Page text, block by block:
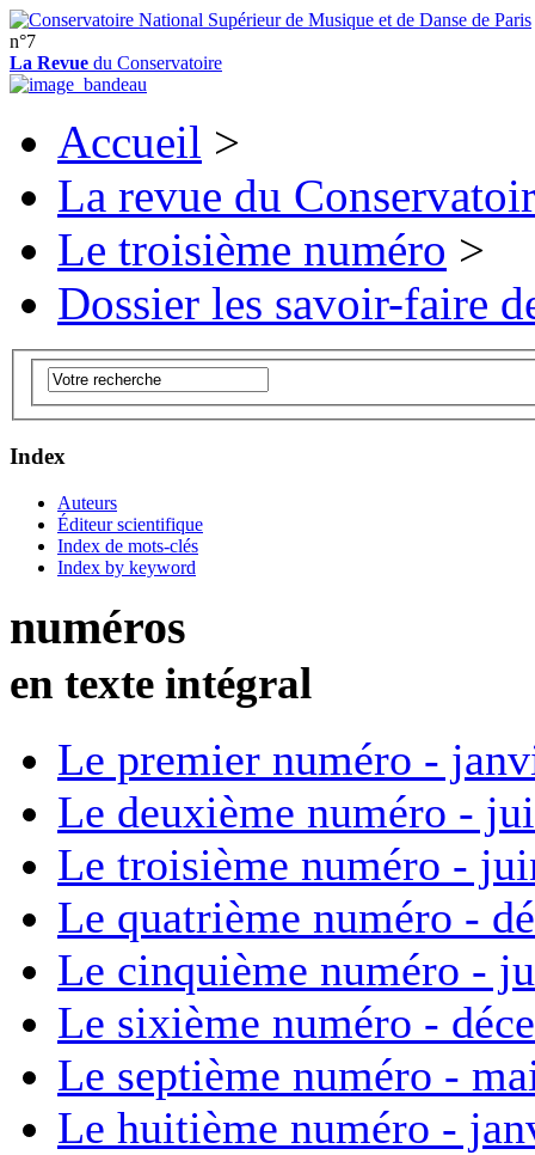
n°7
La Revue du Conservatoire
Accueil >
La revue du
Le troisième numéro >
Dossier les savoir-faire
Index
Auteurs
Éditeur scientifique
Index de mots-clés
Index by keyword
numéros
en texte intégral
Le premier numéro -
Le deuxième numéro -
Le troisième numéro -
Le quatrième numéro -
Le cinquième numéro -
Le sixième numéro -
Le septième numéro -
Le huitième numéro -